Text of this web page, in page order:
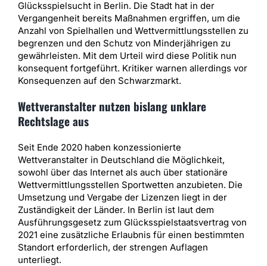
Glücksspielsucht in Berlin. Die Stadt hat in der
Vergangenheit bereits Maßnahmen ergriffen, um die
Anzahl von Spielhallen und Wettvermittlungsstellen zu
begrenzen und den Schutz von Minderjährigen zu
gewährleisten. Mit dem Urteil wird diese Politik nun
konsequent fortgeführt. Kritiker warnen allerdings vor
Konsequenzen auf den Schwarzmarkt.
Wettveranstalter nutzen bislang unklare
Rechtslage aus
Seit Ende 2020 haben konzessionierte
Wettveranstalter in Deutschland die Möglichkeit,
sowohl über das Internet als auch über stationäre
Wettvermittlungsstellen Sportwetten anzubieten. Die
Umsetzung und Vergabe der Lizenzen liegt in der
Zuständigkeit der Länder. In Berlin ist laut dem
Ausführungsgesetz zum Glücksspielstaatsvertrag von
2021 eine zusätzliche Erlaubnis für einen bestimmten
Standort erforderlich, der strengen Auflagen
unterliegt.